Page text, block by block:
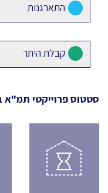
התארגנות
קבלת היתר
סטטוס פרוייקטי תמ"א